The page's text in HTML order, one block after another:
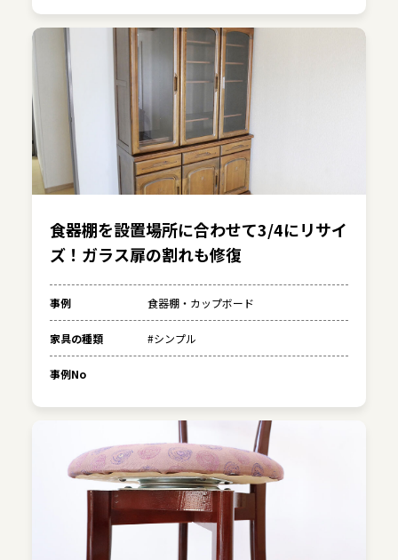
食器棚を設置場所に合わせて3/4にリサイ
ズ！ガラス扉の割れも修復
事例 食器棚・カップボード
家具の種類 #シンプル
事例No